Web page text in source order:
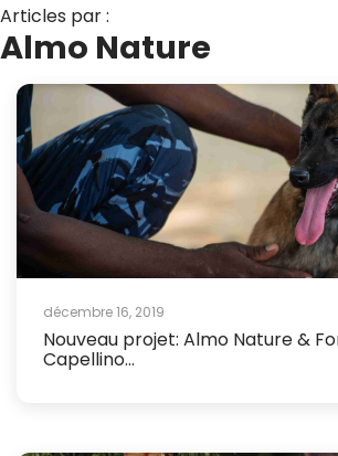
Articles par :
Almo Nature
décembre 16, 2019
Nouveau projet: Almo Nature &
Capellino...